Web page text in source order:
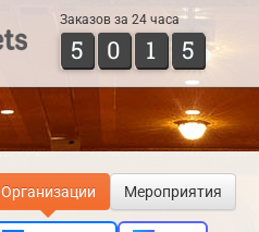
Заказов за 24 часа
5 0 1 5
Организации Мероприятия